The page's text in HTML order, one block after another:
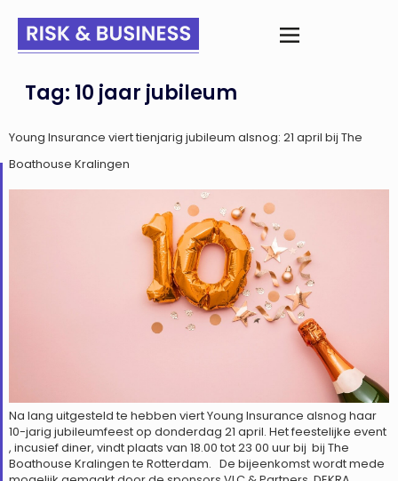
Tag: 10 jaar jubileum
Young Insurance viert tienjarig jubileum alsnog: 21 april bij The
Boathouse Kralingen
Na lang uitgesteld te hebben viert Young Insurance alsnog haar
10-jarig jubileumfeest op donderdag 21 april. Het feestelijke event
, incusief diner, vindt plaats van 18.00 tot 23 00 uur bij bij The
Boathouse Kralingen te Rotterdam. De bijeenkomst wordt mede